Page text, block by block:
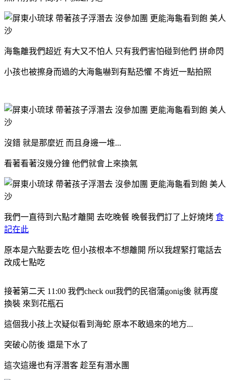
海龜離我們超近 有大又不怕人 只有我們害怕碰到他們 拼命閃
小孩也被擦身而過的大海龜嚇到有點恐懼 不肯近一點拍照
沒錯 就是那麼近 而且身邊一堆...
看著看著沒幾分鐘 他們就會上來換氣
我們一直待到六點才離開 去吃晚餐 晚餐我們訂了上好燒烤 食
記在此
原本是六點要去吃 但小孩根本不想離開 所以我趕緊打電話去
改成七點吃
接著第二天 11:00 我們check out我們的民宿蒲gonig後 就再度
換裝 來到花瓶石
這個我小孩上次疑似看到海蛇 原本不敢過來的地方...
突破心防後 還是下水了
這次這邊也有浮潛客 趁至有潛水團